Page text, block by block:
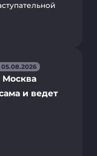
Москва
и ведет